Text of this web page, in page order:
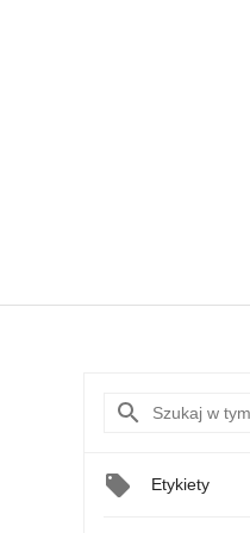
Etykiety